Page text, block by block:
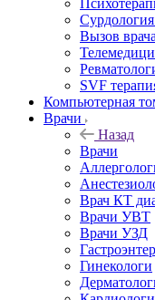
Вызов
SVF
Компьютерная
Врачи
Назад
Врачи
Врач КТ
Врачи УВТ
Врачи УЗД
Гинекологи